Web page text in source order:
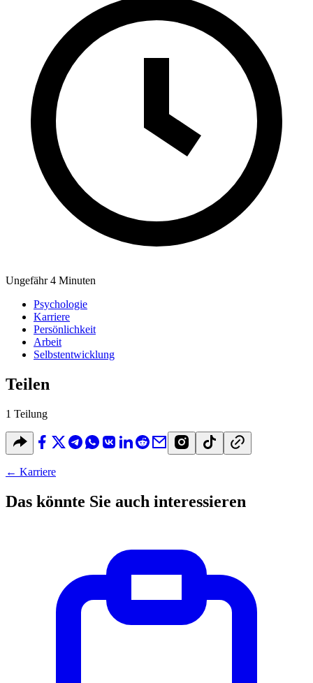
Ungefähr 4 Minuten
Psychologie
Karriere
Persönlichkeit
Arbeit
Selbstentwicklung
Teilen
1 Teilung
← Karriere
Das könnte Sie auch interessieren